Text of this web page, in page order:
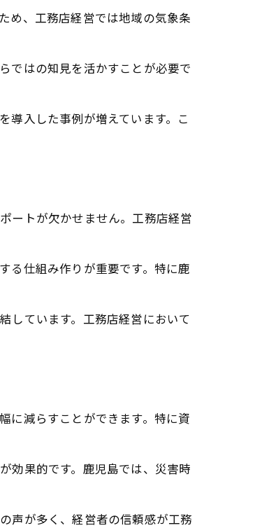
め、工務店経営では地域の気象条
ではの知見を活かすことが必要で
導入した事例が増えています。こ
ートが欠かせません。工務店経営
る仕組み作りが重要です。特に鹿
しています。工務店経営において
に減らすことができます。特に資
効果的です。鹿児島では、災害時
声が多く、経営者の信頼感が工務